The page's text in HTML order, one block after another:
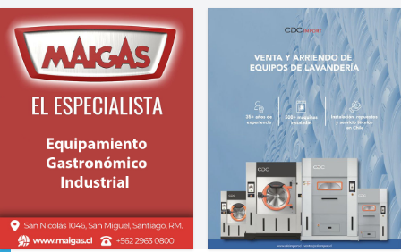
CDC Import
Lavanderías